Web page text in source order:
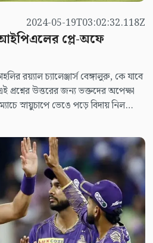
2024-05-19T03:02:32.118Z
আইপিএলের প্লে-অফে
রয়্যাল চ্যালেঞ্জার্স বেঙ্গালুরু, কে যাবে
উত্তরের জন্য ভক্তদের অপেক্ষা
স্নায়ুচাপে ভেঙে পড়ে বিদায় নিল